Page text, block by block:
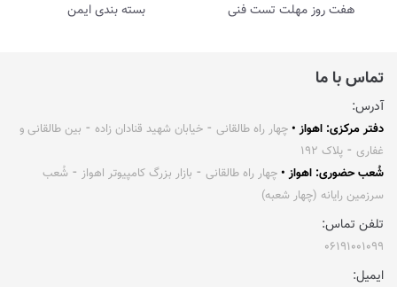
هفت روز مهلت تست فنی بسته بندی ایمن
تماس با ما
آدرس:
دفتر مرکزی: اهواز • چهار راه طالقانی ⁃ خیابان شهید قنادان زاده ⁃ بین طالقانی و
غفاری ⁃ پلاک ۱۹۲
شُعب حضوری: اهواز • چهار راه طالقانی ⁃ بازار بزرگ کامپیوتر اهواز ⁃ شُعب
سرزمین رایانه (چهار شعبه)
تلفن تماس:
۰۶۱۹۱۰۰۱۰۹۹
ایمیل: